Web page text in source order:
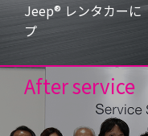
Jeep® レンタカーに
プ
After service